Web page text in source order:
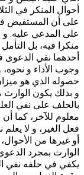
أحوال المنكر في
على أن المستفيض
على المدعي عليه.
منكرا فيه، بل
أحدهما نفي الدعوى
وجوب الأداء و
حصوله الذي هو‌
و بذلك يكون
بالحلف على نفي
معلوم للآخر، كما
فعل الغير، و لا
أو غيرها من
الوارث بمجرد
يكفي في حلفه نفي